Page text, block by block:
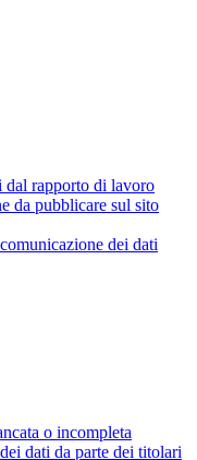
dal rapporto di lavoro
da pubblicare sul sito
dei dati
o incompleta
dati da parte dei titolari